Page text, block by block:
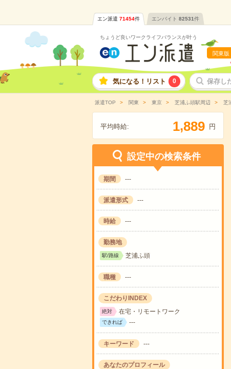
エン派遣 71454件 エンバイト 82531件
ちょうど良いワークライフバランスが叶う
関東版
気になる！リスト 0 保存し
派遣TOP 関東 東京 芝浦ふ頭駅周辺 芝
平均時給: 1,889 円
設定中の検索条件
期間 ---
派遣形式 ---
時給 ---
勤務地
駅/路線 芝浦ふ頭
職種 ---
こだわりINDEX
絶対 在宅・リモートワーク
できれば ---
キーワード ---
あなたのプロフィール